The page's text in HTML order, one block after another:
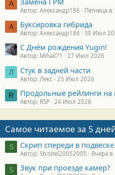
А
Автор: Александр186 Пятница в
А Буксировка гибрида
Автор: Александр186 30 Июл
С Днём рождения Yugin!
Автор: Mihail71 27 Июл 2026
Л Стук в задней части
Автор: Лекс 25 Июл 2026
R Продольные рейлинги
Автор: RSP 24 Июл 2026
Самое читаемое за 5
S Скрип спереди в подвеске.
Автор: Stroitel20052005 Вчера в
S Звук при проезде камер?